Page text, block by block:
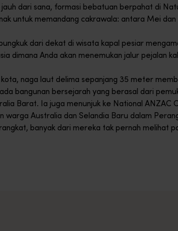
dari sana, formasi bebatuan berpahat di
untuk memandang cakrawala: antara Mei
dari dekat di wisata kapal pesiar
dimana Anda akan menemukan jalur pejalan
naga laut delima ​​​​sepanjang 35 meter
bangunan bersejarah yang berasal dari
Barat. Ia juga menunjuk ke National
warga Australia dan Selandia Baru dalam
banyak dari mereka tak pernah melihat